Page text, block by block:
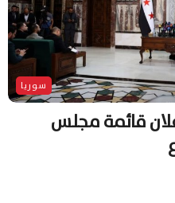
سوريا
قائمة مجلس